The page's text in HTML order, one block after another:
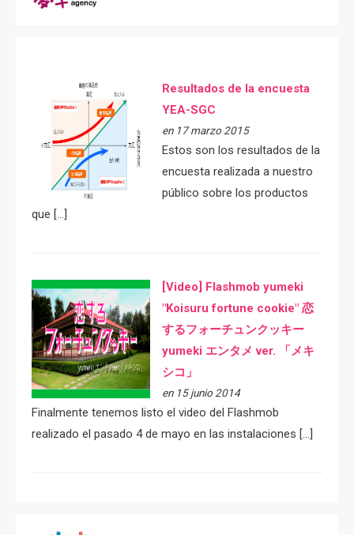
Resultados de la encuesta
YEA-SGC
en 17 marzo 2015
Estos son los resultados de la
encuesta realizada a nuestro
público sobre los productos
que […]
[Video] Flashmob yumeki
"Koisuru fortune cookie" 恋
するフォーチュンクッキー
yumeki エンタメ ver. 「メキ
シコ」
en 15 junio 2014
Finalmente tenemos listo el video del Flashmob
realizado el pasado 4 de mayo en las instalaciones […]